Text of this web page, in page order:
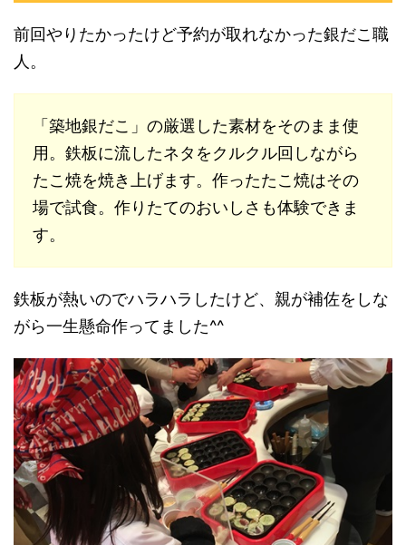
前回やりたかったけど予約が取れなかった銀だこ職
人。
「築地銀だこ」の厳選した素材をそのまま使
用。鉄板に流したネタをクルクル回しながら
たこ焼を焼き上げます。作ったたこ焼はその
場で試食。作りたてのおいしさも体験できま
す。
鉄板が熱いのでハラハラしたけど、親が補佐をしな
がら一生懸命作ってました^^